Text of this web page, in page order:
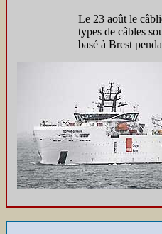
Le 23 août le
types de câbles
basé à Brest